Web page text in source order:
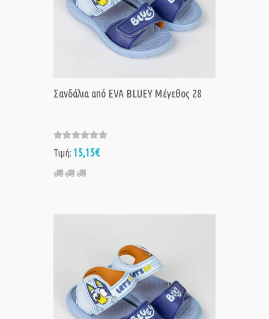
Σανδάλια από EVA BLUEY Μέγεθος 28
Τιμή: 15,15€